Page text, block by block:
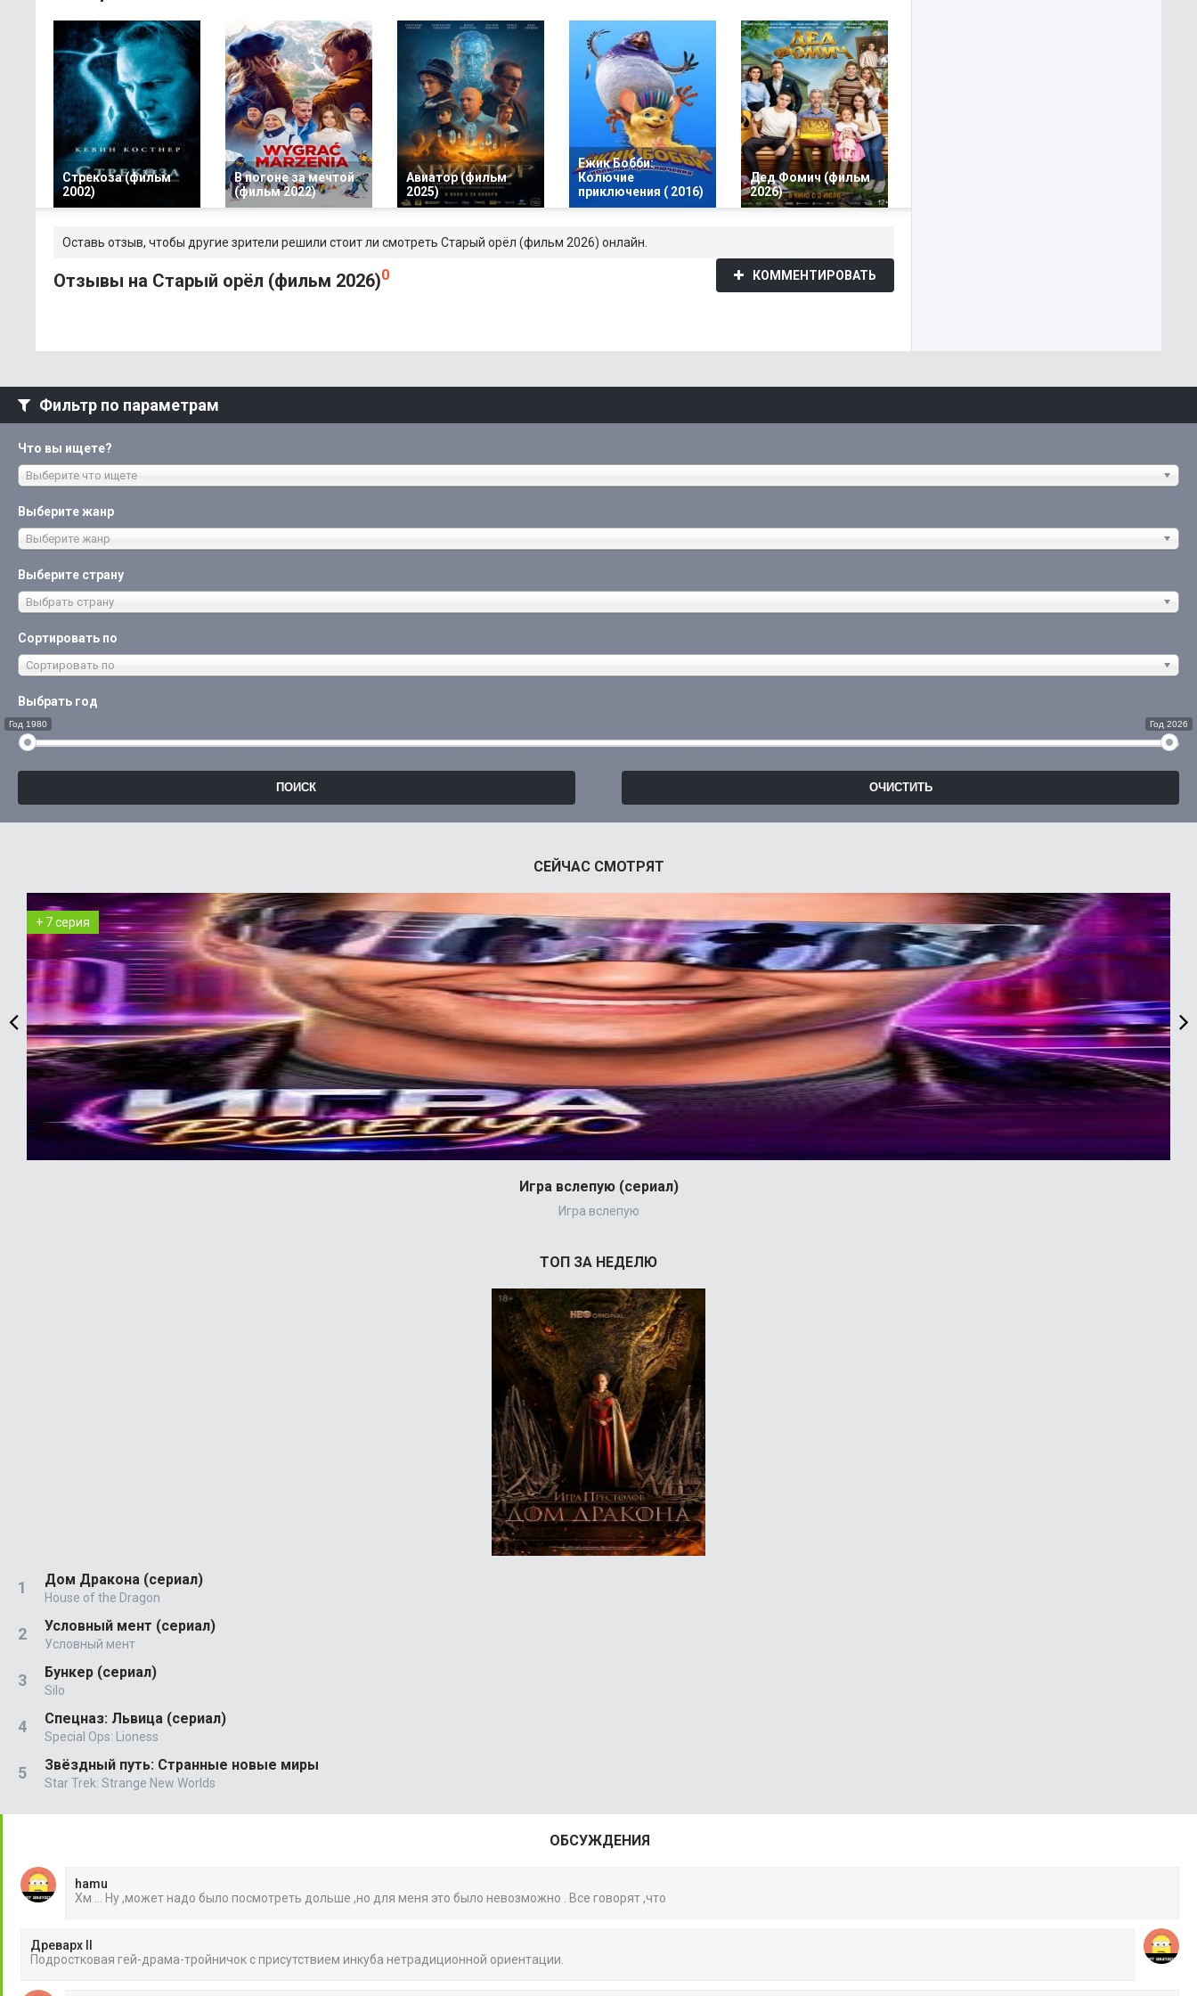
Стрекоза (фильм
2002)
В погоне за мечтой
(фильм 2022)
Авиатор (фильм
2025)
Ежик Бобби:
Колючие
приключения ( 2016)
Дед Фомич (фильм
2026)
Оставь отзыв, чтобы другие зрители решили стоит ли смотреть Старый орёл (фильм 2026) онлайн.
Отзывы на Старый орёл (фильм 2026)0 КОММЕНТИРОВАТЬ
Фильтр по параметрам
Что вы ищете?
Выберите что ищете
Выберите жанр
Выберите жанр
Выберите страну
Выбрать страну
Сортировать по
Сортировать по
Выбрать год
Год 1980 Год 2026
СЕЙЧАС СМОТРЯТ
+ 7 серия
Игра вслепую (сериал)
Игра вслепую
ТОП ЗА НЕДЕЛЮ
Дом Дракона (сериал)
House of the Dragon
Условный мент (сериал)
Условный мент
Бункер (сериал)
Silo
Спецназ: Львица (сериал)
Special Ops: Lioness
Звёздный путь: Странные новые миры
Star Trek: Strange New Worlds
ОБСУЖДЕНИЯ
hamu
Хм ... Ну ,может надо было посмотреть дольше ,но для меня это было невозможно . Все говорят ,что
Древарх II
Подростковая гей-драма-тройничок с присутствием инкуба нетрадиционной ориентации.